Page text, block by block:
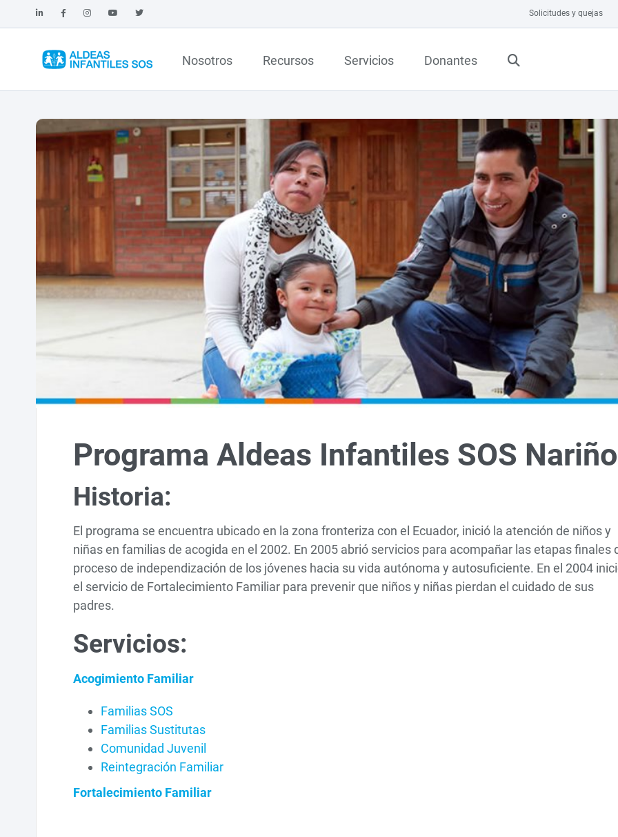
Solicitudes y quejas
Nosotros Recursos Servicios Donantes
Programa Aldeas Infantiles SOS Nariño
Historia:
El programa se encuentra ubicado en la zona fronteriza con el Ecuador, inició la atención de niños y
niñas en familias de acogida en el 2002. En 2005 abrió servicios para acompañar las etapas finales
proceso de independización de los jóvenes hacia su vida autónoma y autosuficiente. En el 2004
el servicio de Fortalecimiento Familiar para prevenir que niños y niñas pierdan el cuidado de sus
padres.
Servicios:
Acogimiento Familiar
Familias SOS
Familias Sustitutas
Comunidad Juvenil
Reintegración Familiar
Fortalecimiento Familiar